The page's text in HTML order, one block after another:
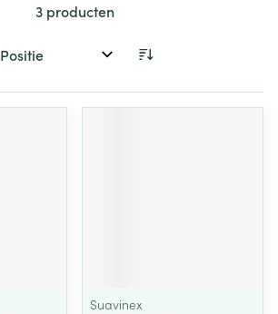
3producten
Sorteer op:
Suavinex